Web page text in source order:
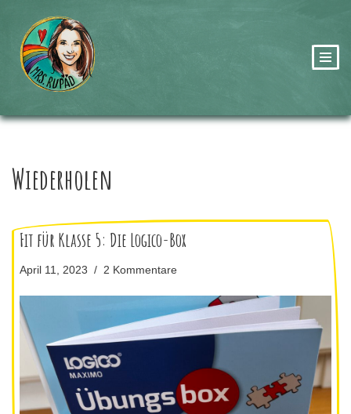
Zum
Inhalt
springen
Wiederholen
Fit für Klasse 5: Die Logico-Box
April 11, 2023 2 Kommentare